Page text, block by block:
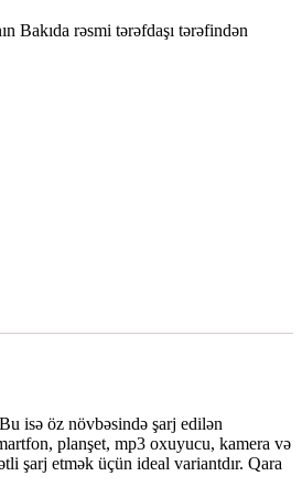
Bakıda rəsmi tərəfdaşı tərəfindən
isə öz növbəsində şarj edilən
planşet, mp3 oxuyucu, kamera və
şarj etmək üçün ideal variantdır. Qara